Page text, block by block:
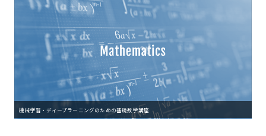
機械学習・ディープラーニングのための基礎数学講座